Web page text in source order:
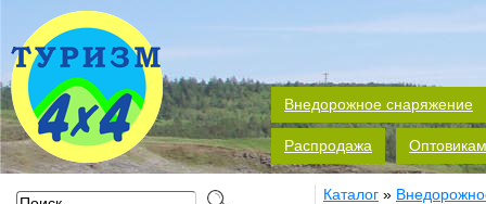
Внедорожное снаряжение
Распродажа Оптовикам
Каталог »